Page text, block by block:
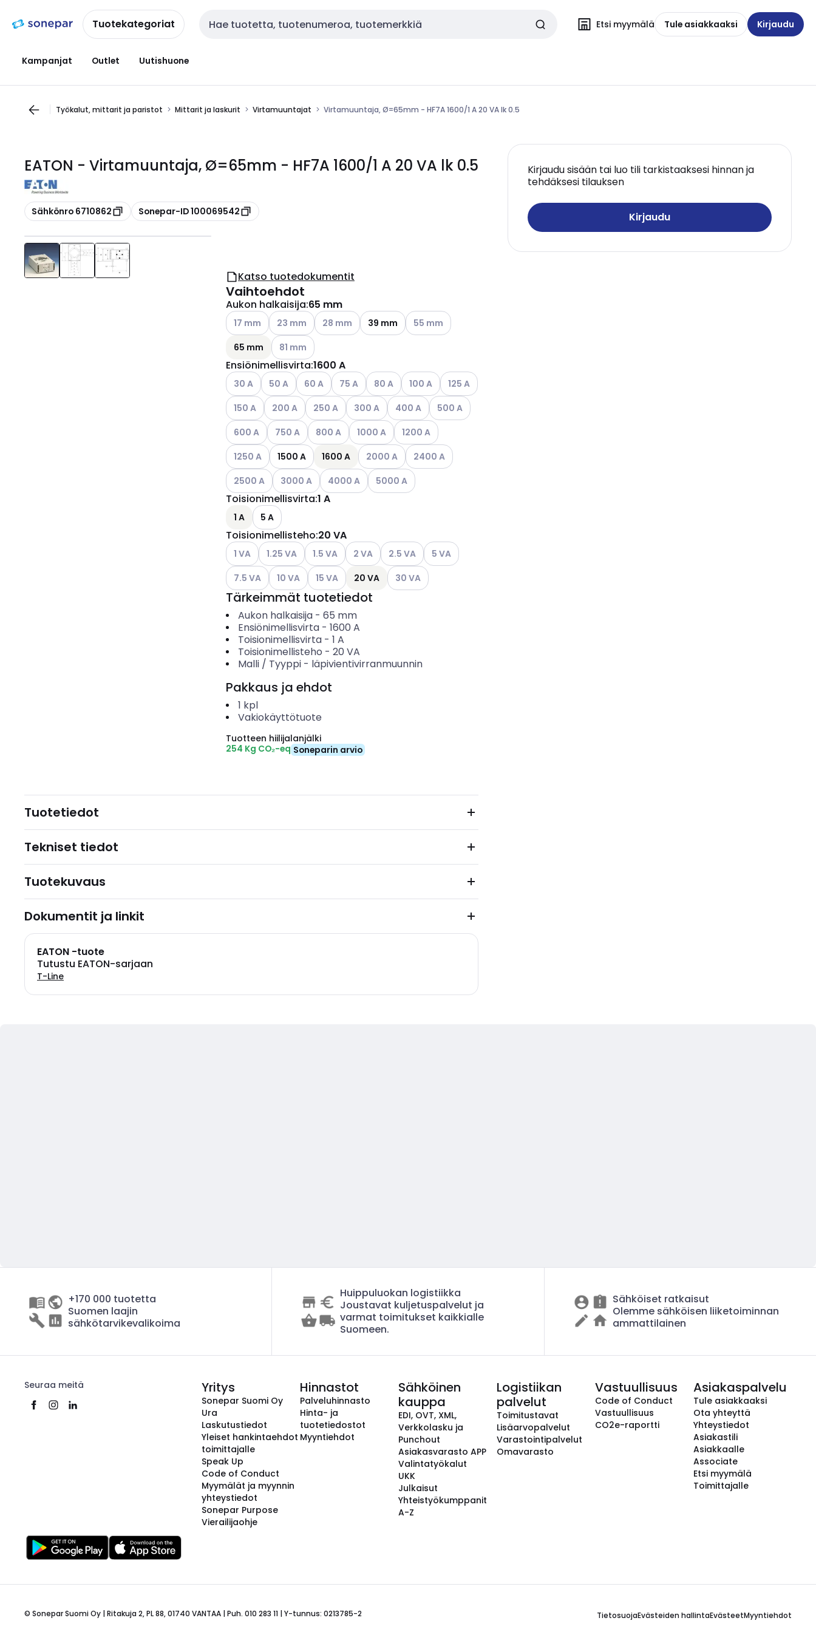
navigointiinsisältöönTuotekategoriat Haku Etsi myymälä Tule asiakkaaksi Kirjaudu
Kampanjat Outlet Uutishuone
Työkalut, mittarit ja paristot Mittarit ja laskurit Virtamuuntajat Virtamuuntaja, Ø=65mm - HF7A 1600/1 A 20 VA lk 0.5
EATON - Virtamuuntaja, Ø=65mm - HF7A 1600/1 A 20 VA lk 0.5
Kopioi
Sähkönro 6710862 Kopioi
Sonepar-ID 100069542
Kirjaudu sisään tai luo tili tarkistaaksesi hinnan ja
tehdäksesi tilauksen
Kirjaudu
Katso tuotedokumentit
Vaihtoehdot
Aukon halkaisija:65 mm
Katso käytettävissä olevat vaihtoehdot
17 mm Katso käytettävissä olevat vaihtoehdot
23 mm Katso käytettävissä olevat vaihtoehdot
28 mm 39 mm Katso käytettävissä olevat vaihtoehdot
55 mm
65 mm
Katso käytettävissä olevat vaihtoehdot
81 mm
Ensiönimellisvirta:1600 A
Katso käytettävissä olevat vaihtoehdot
30 A Katso käytettävissä olevat vaihtoehdot
50 A Katso käytettävissä olevat vaihtoehdot
60 A Katso käytettävissä olevat vaihtoehdot
75 A Katso käytettävissä olevat vaihtoehdot
80 A Katso käytettävissä olevat vaihtoehdot
100 A Katso käytettävissä olevat vaihtoehdot
125 A
Katso käytettävissä olevat vaihtoehdot
150 A Katso käytettävissä olevat vaihtoehdot
200 A Katso käytettävissä olevat vaihtoehdot
250 A Katso käytettävissä olevat vaihtoehdot
300 A Katso käytettävissä olevat vaihtoehdot
400 A Katso käytettävissä olevat vaihtoehdot
500 A
Katso käytettävissä olevat vaihtoehdot
600 A Katso käytettävissä olevat vaihtoehdot
750 A Katso käytettävissä olevat vaihtoehdot
800 A Katso käytettävissä olevat vaihtoehdot
1000 A Katso käytettävissä olevat vaihtoehdot
1200 A
Katso käytettävissä olevat vaihtoehdot
1250 A 1500 A 1600 A Katso käytettävissä olevat vaihtoehdot
2000 A Katso käytettävissä olevat vaihtoehdot
2400 A
Katso käytettävissä olevat vaihtoehdot
2500 A Katso käytettävissä olevat vaihtoehdot
3000 A Katso käytettävissä olevat vaihtoehdot
4000 A Katso käytettävissä olevat vaihtoehdot
5000 A
Toisionimellisvirta:1 A
1 A 5 A
Toisionimellisteho:20 VA
Katso käytettävissä olevat vaihtoehdot
1 VA Katso käytettävissä olevat vaihtoehdot
1.25 VA Katso käytettävissä olevat vaihtoehdot
1.5 VA Katso käytettävissä olevat vaihtoehdot
2 VA Katso käytettävissä olevat vaihtoehdot
2.5 VA Katso käytettävissä olevat vaihtoehdot
5 VA
Katso käytettävissä olevat vaihtoehdot
7.5 VA Katso käytettävissä olevat vaihtoehdot
10 VA Katso käytettävissä olevat vaihtoehdot
15 VA 20 VA Katso käytettävissä olevat vaihtoehdot
30 VA
Tärkeimmät tuotetiedot
Aukon halkaisija- 65 mm
Ensiönimellisvirta- 1600 A
Toisionimellisvirta- 1 A
Toisionimellisteho - 20 VA
Malli / Tyyppi- läpivientivirranmuunnin
Pakkaus ja ehdot
1 kpl
Vakiokäyttötuote
Tuotteen hiilijalanjälki
254 Kg CO₂-eq Soneparin arvio
Tuotetiedot
Tekniset tiedot
Tuotekuvaus
Dokumentit ja linkit
EATON -tuote
Tutustu EATON-sarjaan
T-Line
+170 000 tuotetta
Suomen laajin
sähkötarvikevalikoima
Huippuluokan logistiikka
Joustavat kuljetuspalvelut ja
varmat toimitukset kaikkialle
Suomeen.
Sähköiset ratkaisut
Olemme sähköisen liiketoiminnan
ammattilainen
Seuraa meitä Yritys
Sonepar Suomi Oy
Ura
Laskutustiedot
Yleiset hankintaehdot
toimittajalle
Speak Up
Code of Conduct
Myymälät ja myynnin
yhteystiedot
Sonepar Purpose
Vierailijaohje
Hinnastot
Palveluhinnasto
Hinta- ja
tuotetiedostot
Myyntiehdot
Sähköinen
kauppa
EDI, OVT, XML,
Verkkolasku ja
Punchout
Asiakasvarasto APP
Valintatyökalut
UKK
Julkaisut
Yhteistyökumppanit
A-Z
Logistiikan
palvelut
Toimitustavat
Lisäarvopalvelut
Varastointipalvelut
Omavarasto
Vastuullisuus
Code of Conduct
Vastuullisuus
CO2e-raportti
Asiakaspalvelu
Tule asiakkaaksi
Ota yhteyttä
Yhteystiedot
Asiakastili
Asiakkaalle
Associate
Etsi myymälä
Toimittajalle
© Sonepar Suomi Oy | Ritakuja 2, PL 88, 01740 VANTAA | Puh. 010 283 11 | Y-tunnus: 0213785-2 TietosuojaEvästeiden hallintaEvästeetMyyntiehdot